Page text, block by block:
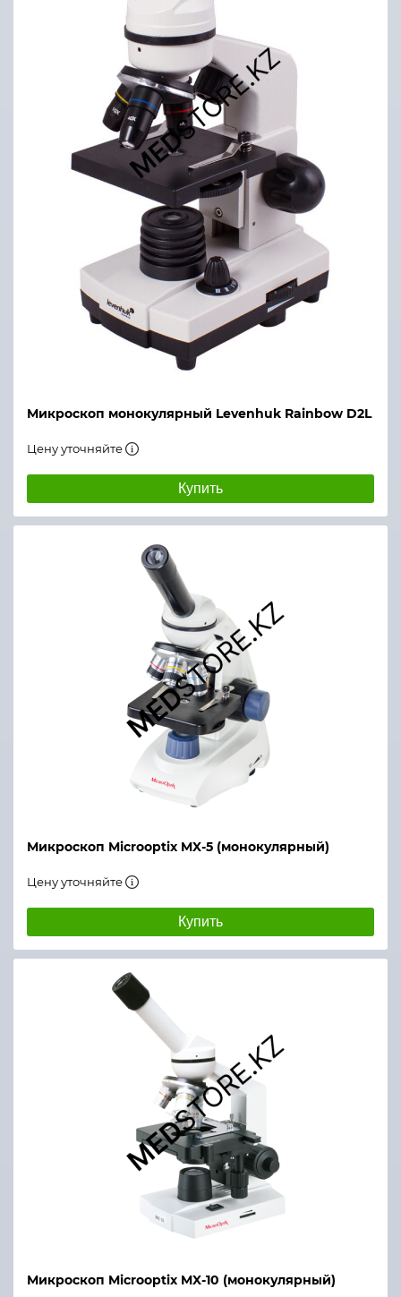
Микроскоп монокулярный Levenhuk Rainbow D2L
Цену уточняйте
Купить
Микроскоп Microoptix MX-5 (монокулярный)
Цену уточняйте
Купить
Микроскоп Microoptix MX-10 (монокулярный)